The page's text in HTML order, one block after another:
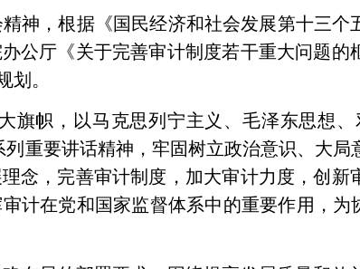
神，根据《国民经济和社会发展第十三个
公厅《关于完善审计制度若干重大问题的
划。
旗帜，以马克思列宁主义、毛泽东思想
重要讲话精神，牢固树立政治意识、大局
念，完善审计制度，加大审计力度，创新
计在党和国家监督体系中的重要作用，为